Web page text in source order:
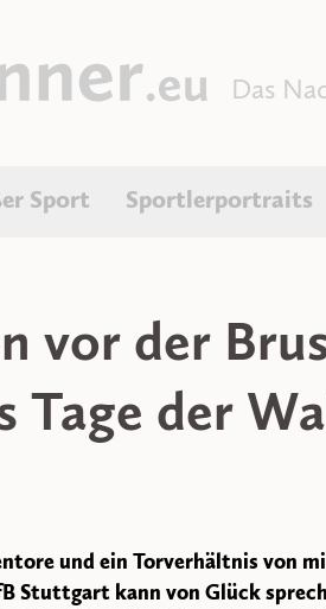
Das
Sport Sportlerportraits
vor der
Tage der
und ein Torverhältnis von
Stuttgart kann von Glück